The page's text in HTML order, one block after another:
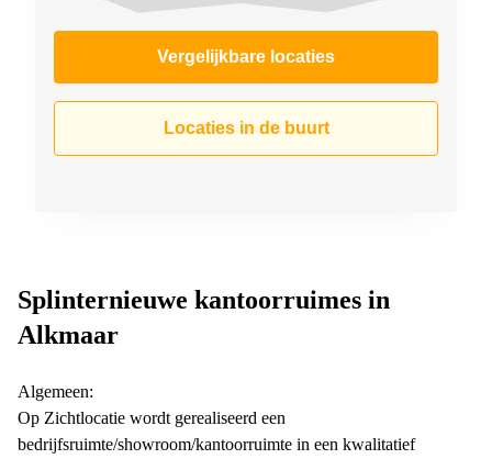
Vergelijkbare locaties
Locaties in de buurt
Splinternieuwe kantoorruimes in
Alkmaar
Algemeen:
Op Zichtlocatie wordt gerealiseerd een
bedrijfsruimte/showroom/kantoorruimte in een kwalitatief